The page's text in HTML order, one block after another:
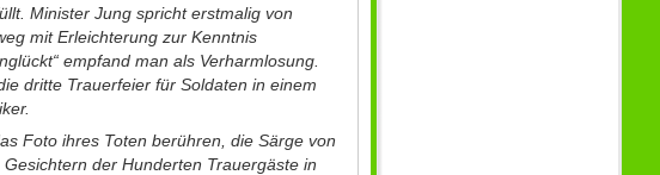
Minister Jung spricht erstmalig von
mit Erleichterung zur Kenntnis
empfand man als Verharmlosung.
dritte Trauerfeier für Soldaten in einem
Foto ihres Toten berühren, die Särge von
der Hunderten Trauergäste in